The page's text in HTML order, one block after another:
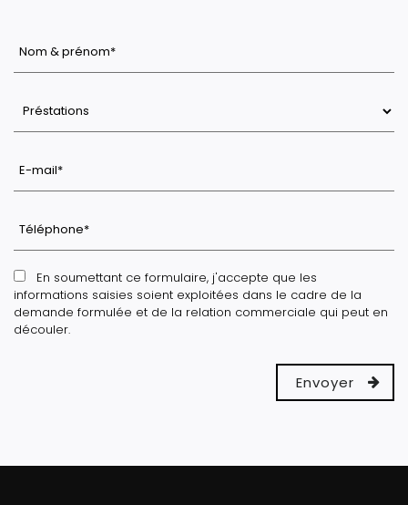
En soumettant ce formulaire, j'accepte que les
informations saisies soient exploitées dans le cadre de la
demande formulée et de la relation commerciale qui peut en
découler.